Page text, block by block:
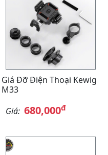
Giá Đỡ Điện Thoại Kewig
M33
Giá: 680,000đ